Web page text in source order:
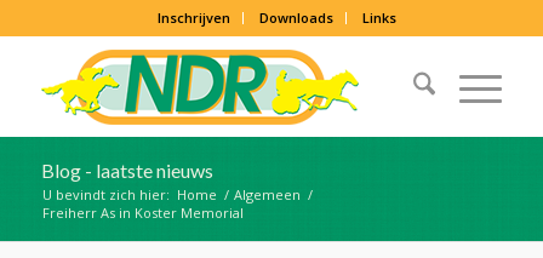
Inschrijven Downloads Links
Blog - laatste nieuws
U bevindt zich hier: Home / Algemeen /
Freiherr As in Koster Memorial